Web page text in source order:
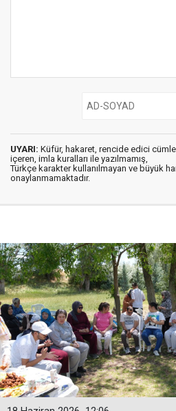
UYARI: Küfür, hakaret, rencide edici
içeren, imla kuralları ile yazılmamış,
Türkçe karakter kullanılmayan ve büyük
onaylanmamaktadır.